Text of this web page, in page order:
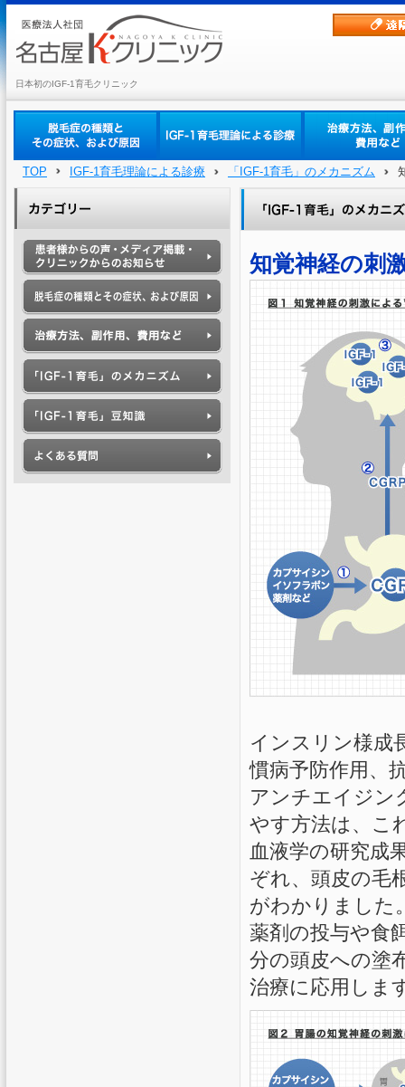
日本初のIGF-1育毛クリニック
TOP IGF-1育毛理論による診療 「IGF-1育毛」のメカニズム
知覚神経の刺
インスリン様成
慣病予防作用、
アンチエイジン
やす方法は、こ
血液学の研究成
ぞれ、頭皮の毛
がわかりました
薬剤の投与や食
分の頭皮への塗
治療に応用しま